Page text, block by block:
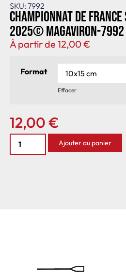
SKU: 7992
Championnat de
2025© MagAviron-7992
À partir de 12,00€
Format
Effacer
12,00€
Ajouter au panier